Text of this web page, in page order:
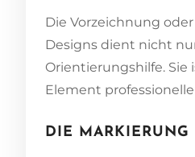
Die Vorzeichnung
Designs dient nicht
Orientierungshilfe. Sie
Element
DIE